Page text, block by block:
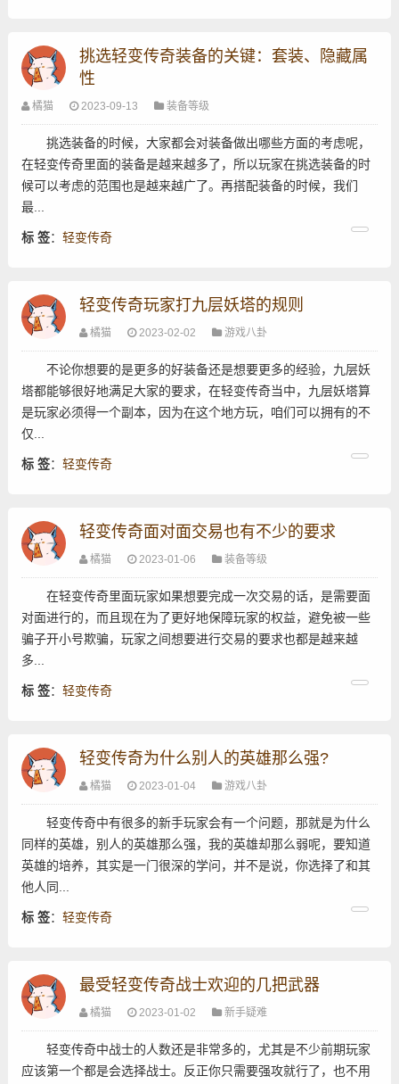
挑选轻变传奇装备的关键：套装、隐藏属
性
橘猫 2023-09-13 装备等级
挑选装备的时候，大家都会对装备做出哪些方面的考虑呢，
在轻变传奇里面的装备是越来越多了，所以玩家在挑选装备的时
候可以考虑的范围也是越来越广了。再搭配装备的时候，我们
最...
标 签： 轻变传奇
轻变传奇玩家打九层妖塔的规则
橘猫 2023-02-02 游戏八卦
不论你想要的是更多的好装备还是想要更多的经验，九层妖
塔都能够很好地满足大家的要求，在轻变传奇当中，九层妖塔算
是玩家必须得一个副本，因为在这个地方玩，咱们可以拥有的不
仅...
标 签： 轻变传奇
轻变传奇面对面交易也有不少的要求
橘猫 2023-01-06 装备等级
在轻变传奇里面玩家如果想要完成一次交易的话，是需要面
对面进行的，而且现在为了更好地保障玩家的权益，避免被一些
骗子开小号欺骗，玩家之间想要进行交易的要求也都是越来越
多...
标 签： 轻变传奇
轻变传奇为什么别人的英雄那么强?
橘猫 2023-01-04 游戏八卦
轻变传奇中有很多的新手玩家会有一个问题，那就是为什么
同样的英雄，别人的英雄那么强，我的英雄却那么弱呢，要知道
英雄的培养，其实是一门很深的学问，并不是说，你选择了和其
他人同...
标 签： 轻变传奇
最受轻变传奇战士欢迎的几把武器
橘猫 2023-01-02 新手疑难
轻变传奇中战士的人数还是非常多的，尤其是不少前期玩家
应该第一个都是会选择战士。反正你只需要强攻就行了，也不用